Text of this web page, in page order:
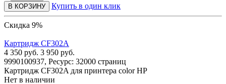
В КОРЗИНУ Купить в один клик
Скидка 9%
Картридж CF302A
4 350 руб. 3 950 руб.
9990100937, Ресурс: 32000 страниц
Картридж CF302A для принтера color HP
Нет в наличии